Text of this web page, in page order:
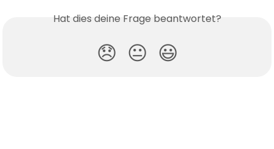
Hat dies deine Frage beantwortet?
😞 😐 😃